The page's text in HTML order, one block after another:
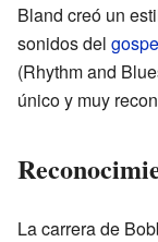
Bland creó un
sonidos del
(Rhythm and
único y muy
La carrera de